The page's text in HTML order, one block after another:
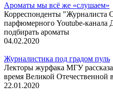
Ароматы мы всё же «слушаем»
Корреспонденты "Журналиста
парфюмерного Youtube-канала
подбирать ароматы
04.02.2020
Журналистика под градом пуль
Лекторы журфака МГУ
время Великой Отечественной
22.01.2020